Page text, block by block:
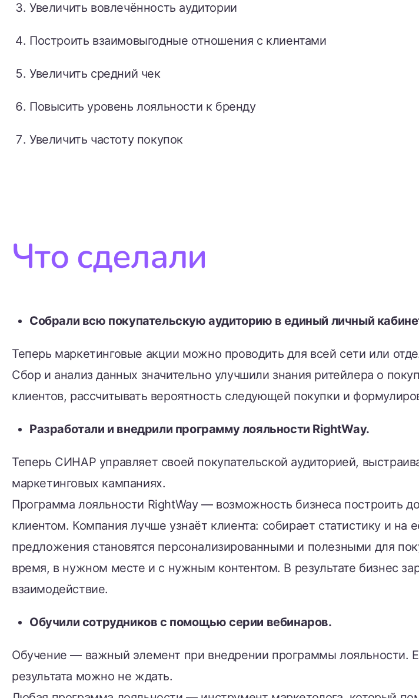
Увеличить вовлечённость аудитории
Построить взаимовыгодные отношения с клиентами
Увеличить средний чек
Повысить уровень лояльности к бренду
Увеличить частоту покупок
Что сделали
Собрали всю покупательскую аудиторию в единый личный
Теперь маркетинговые акции можно проводить для всей сети или
Сбор и анализ данных значительно улучшили знания ритейлера о
клиентов, рассчитывать вероятность следующей покупки и
Разработали и внедрили программу лояльности RightWay.
Теперь СИНАР управляет своей покупательской аудиторией,
маркетинговых кампаниях.
Программа лояльности RightWay — возможность бизнеса построить
клиентом. Компания лучше узнаёт клиента: собирает статистику и
предложения становятся персонализированными и полезными для
время, в нужном месте и с нужным контентом. В результате бизнес
взаимодействие.
Обучили сотрудников с помощью серии вебинаров.
Обучение — важный элемент при внедрении программы лояльности.
результата можно не ждать.